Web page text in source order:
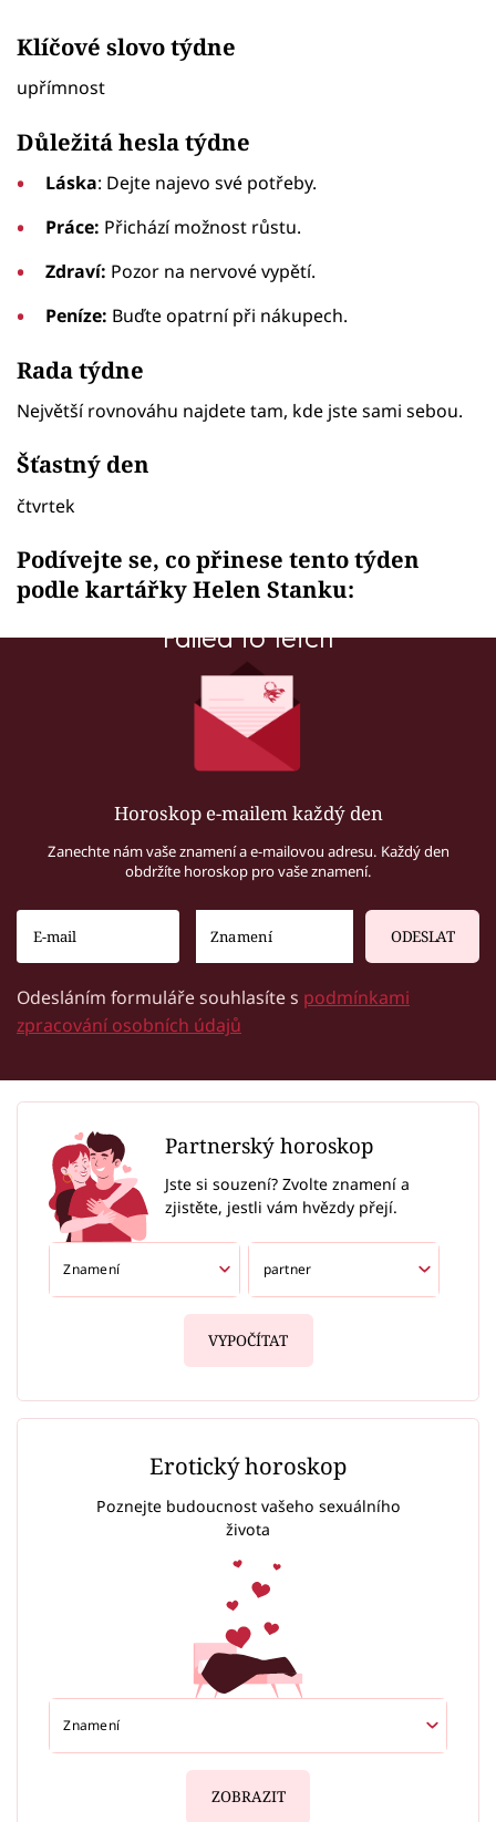
Klíčové slovo týdne
upřímnost
Důležitá hesla týdne
Láska: Dejte najevo své potřeby.
Práce: Přichází možnost růstu.
Zdraví: Pozor na nervové vypětí.
Peníze: Buďte opatrní při nákupech.
Rada týdne
Největší rovnováhu najdete tam, kde jste sami sebou.
Šťastný den
čtvrtek
Podívejte se, co přinese tento týden
podle kartářky Helen Stanku:
Failed to fetch
Horoskop e-mailem každý den
Zanechte nám vaše znamení a e-mailovou adresu. Každý den
obdržíte horoskop pro vaše znamení.
ODESLAT
Odesláním formuláře souhlasíte s podmínkami
zpracování osobních údajů
Partnerský horoskop
Jste si souzení? Zvolte znamení a
zjistěte, jestli vám hvězdy přejí.
VYPOČÍTAT
Erotický horoskop
Poznejte budoucnost vašeho sexuálního
života
ZOBRAZIT